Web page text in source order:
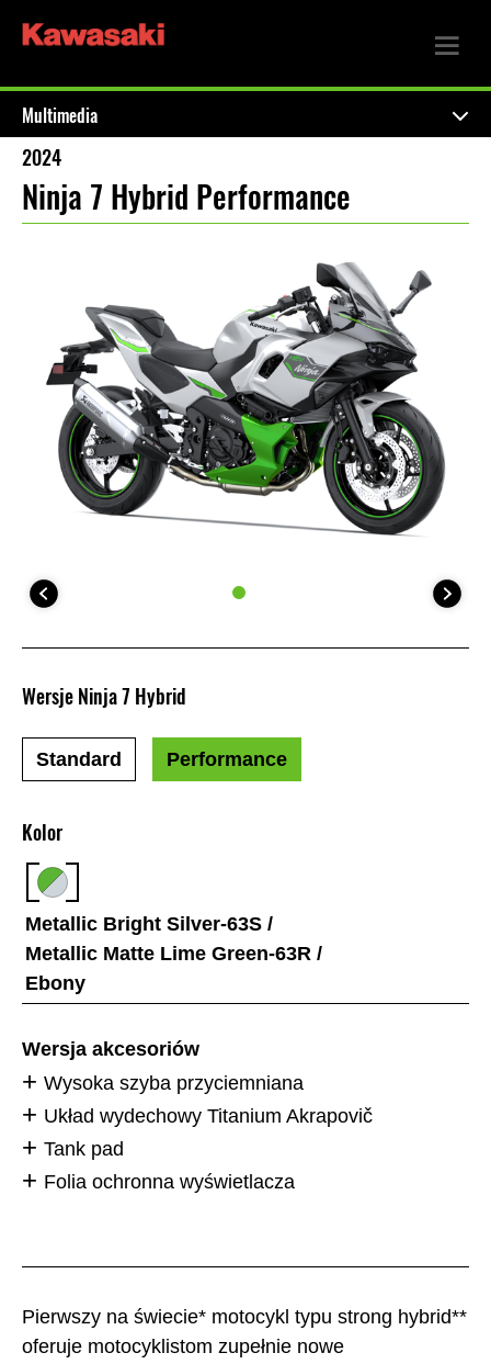
Multimedia
2024
Ninja 7 Hybrid Performance
Pierwszy na świecie* motocykl typu strong hybrid**
oferuje motocyklistom zupełnie nowe
Kolor
Metallic Bright Silver-63S /
Metallic Matte Lime Green-63R /
Ebony
Wersje Ninja 7 Hybrid
Standard Performance
Wersja akcesoriów
Wysoka szyba przyciemniana
Układ wydechowy Titanium Akrapovič
Tank pad
Folia ochronna wyświetlacza